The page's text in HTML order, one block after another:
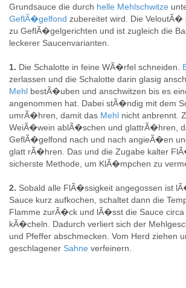
Grundsauce die durch helle Mehlschwitze
GeflÃ�gelfond zubereitet wird. Die VeloutÃ�
zu GeflÃ�gelgerichten und ist zugleich die
leckerer Saucenvarianten.
1. Die Schalotte in feine WÃ�rfel schneiden.
zerlassen und die Schalotte darin glasig
Mehl bestÃ�uben und anschwitzen bis es
angenommen hat. Dabei stÃ�ndig mit dem
umrÃ�hren, damit das Mehl nicht anbrennt.
WeiÃ�wein ablÃ�schen und glattrÃ�hren,
GeflÃ�gelfond nach und nach angieÃ�en
glatt rÃ�hren. Das und die Zugabe kalter
sicherste Methode, um KlÃ�mpchen zu
2. Sobald alle FlÃ�ssigkeit angegossen ist
Sauce kurz aufkochen, schaltet dann die
Flamme zurÃ�ck und lÃ�sst die Sauce circa
kÃ�cheln. Dadurch verliert sich der
und Pfeffer abschmecken. Vom Herd ziehen
geschlagener Sahne verfeinern.